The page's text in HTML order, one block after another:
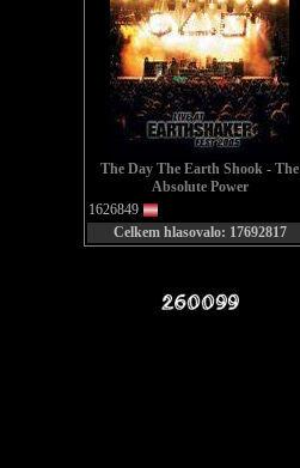
The Day The Earth Shook - The
Absolute Power
1626849
Celkem hlasovalo: 17692817